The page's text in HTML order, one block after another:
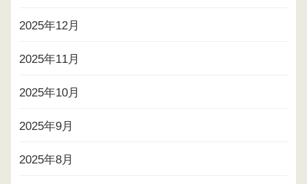
2025年12月
2025年11月
2025年10月
2025年9月
2025年8月